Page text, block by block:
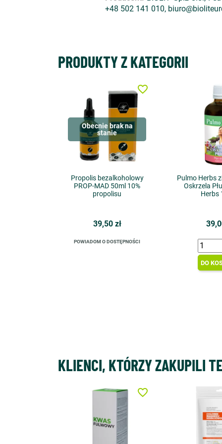
+48 502 141 010,
PRODUKTY Z KATEGORII
Obecnie brak na
stanie
Propolis bezalkoholowy
PROP-MAD 50ml 10%
propolisu
39,50 zł
POWIADOM O DOSTĘPNOŚCI
favorite_border
Pulmo Herbs
Oskrzela
Herbs
DO
KLIENCI, KTÓRZY ZAKUPILI
favorite_border